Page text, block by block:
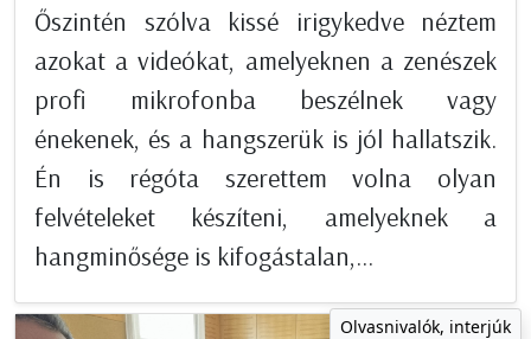
Őszintén szólva kissé irigykedve néztem
azokat a videókat, amelyeknen a zenészek
profi mikrofonba beszélnek vagy
énekenek, és a hangszerük is jól hallatszik.
Én is régóta szerettem volna olyan
felvételeket készíteni, amelyeknek a
hangminősége is kifogástalan,...
Olvasnivalók, interjúk